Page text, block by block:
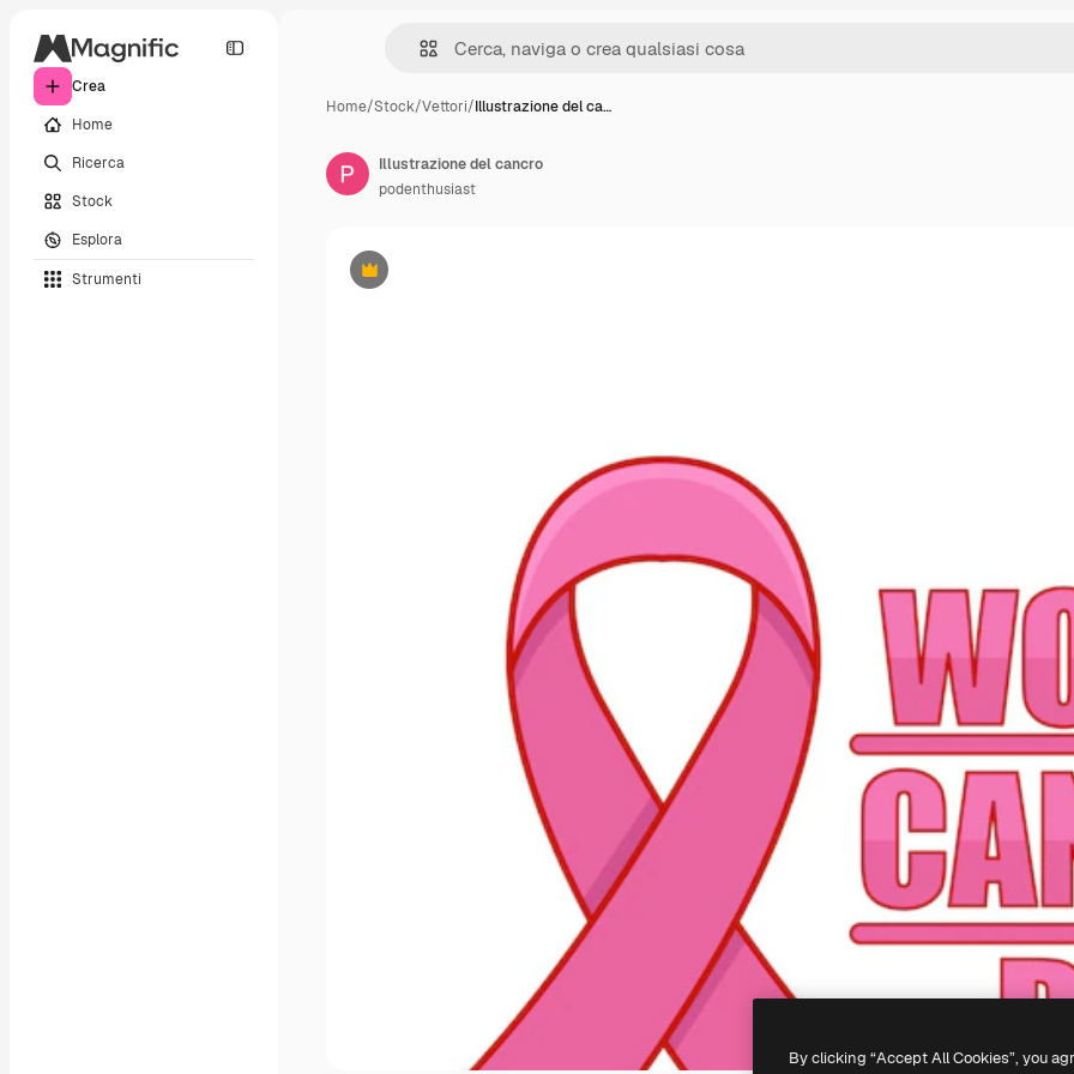
Crea
Home
Ricerca
Stock
Esplora
Strumenti
Home/Stock/Vettori/Illustrazione del ca…
Premium
Illustrazione del cancro
podenthusiast
By clicking “Accept All Cookies”, you